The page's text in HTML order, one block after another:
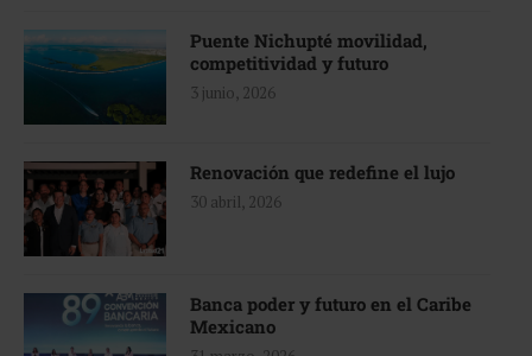
Puente Nichupté movilidad,
competitividad y futuro
3 junio, 2026
Renovación que redefine el lujo
30 abril, 2026
Banca poder y futuro en el Caribe
Mexicano